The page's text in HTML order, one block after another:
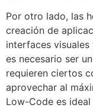
Por otro lado, las
creación de
interfaces
es necesario ser
requieren ciertos
aprovechar al
Low-Code es